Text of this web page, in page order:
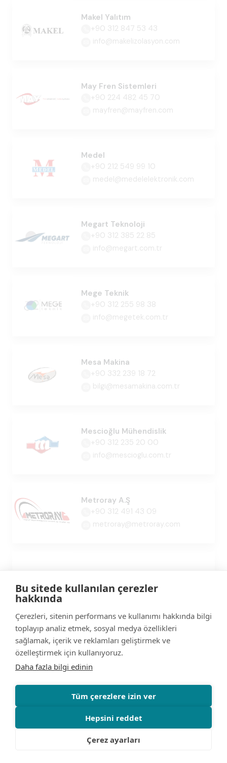
Makel Yalıtım
+90 312 847 53 43
info@makelizolasyon.com
May Fren Sistemleri
+90 224 482 45 70
mayfren@mayfren.com
Medel
+90 212 549 99 10
medel@medelelektronik.com
Megart Teknoloji
+90 312 385 22 85
info@megart.com.tr
Mege Teknik
+90 312 255 98 38
info@megetek.com.tr
Mesa Makina
+90 332 239 18 72
bilgi@mesamakina.com.tr
Mescioğlu Mühendislik
+90 312 235 20 00
info@mescioglu.com.tr
Metroray A.Ş
+90 312 491 43 09
metroray@metroray.com
Mukan Danışmanlık Gıda Temizlik
Kırtasiye İnşaat Sanayi ve Ticaret
Ltd.Şti
+90 312 473 11 75
mukan@mukan.com
Netaş Telekomünikasyon A.Ş.
Bu sitede kullanılan çerezler
hakkında
Çerezleri, sitenin performans ve kullanımı hakkında bilgi
toplayıp analiz etmek, sosyal medya özellikleri
sağlamak, içerik ve reklamları geliştirmek ve
özelleştirmek için kullanıyoruz.
Daha fazla bilgi edinin
Tüm çerezlere izin ver
Hepsini reddet
Çerez ayarları